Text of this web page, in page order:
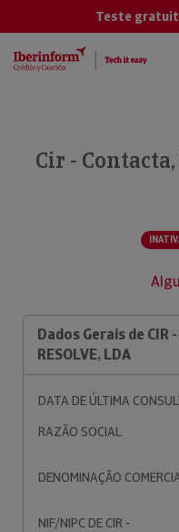
Teste
Cir -
Dados Gerais de CIR
RESOLVE, LDA
DATA DE ÚLTIMA
RAZÃO SOCIAL
DENOMINAÇÃO
NIF/NIPC DE CIR -